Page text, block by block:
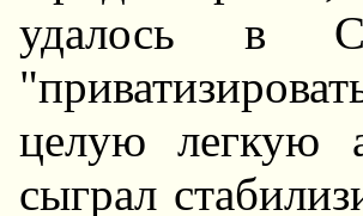
удалось в
целую легкую
сыграл